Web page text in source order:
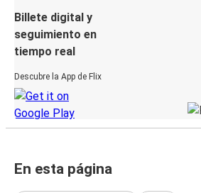
Billete digital y
seguimiento en
tiempo real
Descubre la App de Flix
En esta página